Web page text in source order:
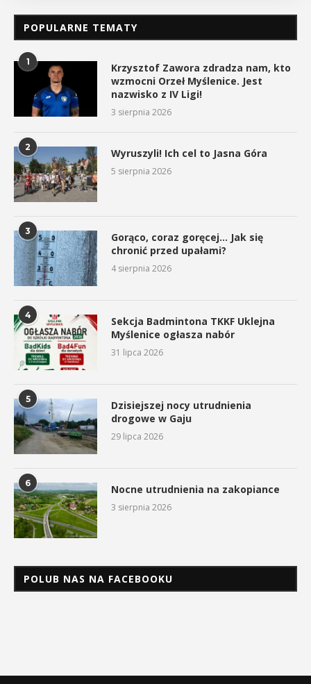
POPULARNE TEMATY
1
Krzysztof Zawora zdradza nam, kto
wzmocni Orzeł Myślenice. Jest
nazwisko z IV Ligi!
3 sierpnia 2026
2 Wyruszyli! Ich cel to Jasna Góra
5 sierpnia 2026
3
Gorąco, coraz goręcej… Jak się
chronić przed upałami?
4 sierpnia 2026
4
Sekcja Badmintona TKKF Uklejna
Myślenice ogłasza nabór
31 lipca 2026
5
Dzisiejszej nocy utrudnienia
drogowe w Gaju
29 lipca 2026
6 Nocne utrudnienia na zakopiance
3 sierpnia 2026
POLUB NAS NA FACEBOOKU